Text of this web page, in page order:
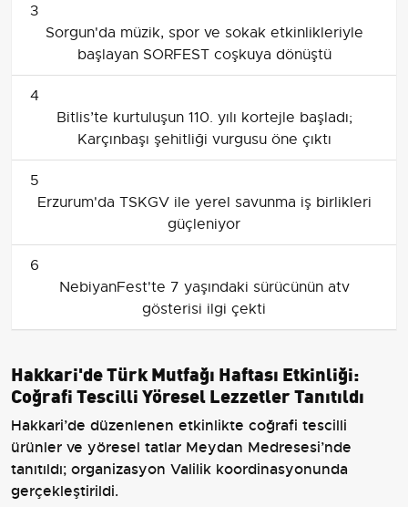
3
Sorgun'da müzik, spor ve sokak etkinlikleriyle
başlayan SORFEST coşkuya dönüştü
4
Bitlis’te kurtuluşun 110. yılı kortejle başladı;
Karçınbaşı şehitliği vurgusu öne çıktı
5
Erzurum'da TSKGV ile yerel savunma iş birlikleri
güçleniyor
6
NebiyanFest'te 7 yaşındaki sürücünün atv
gösterisi ilgi çekti
Hakkari'de Türk Mutfağı Haftası Etkinliği:
Coğrafi Tescilli Yöresel Lezzetler Tanıtıldı
Hakkari’de düzenlenen etkinlikte coğrafi tescilli
ürünler ve yöresel tatlar Meydan Medresesi’nde
tanıtıldı; organizasyon Valilik koordinasyonunda
gerçekleştirildi.